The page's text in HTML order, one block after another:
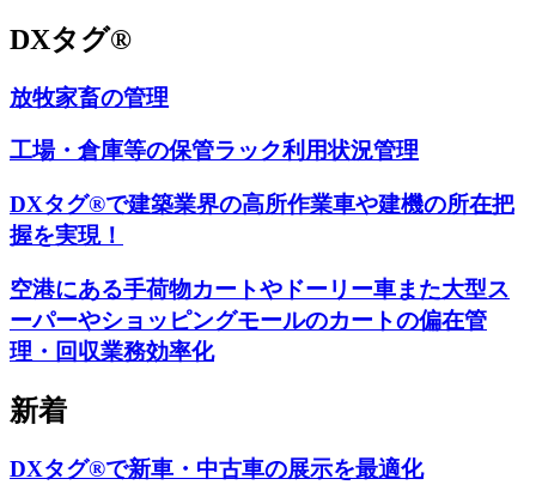
DXタグ®
放牧家畜の管理
工場・倉庫等の保管ラック利用状況管理
DXタグ®で建築業界の高所作業車や建機の所在把
握を実現！
空港にある手荷物カートやドーリー車また大型ス
ーパーやショッピングモールのカートの偏在管
理・回収業務効率化
新着
DXタグ®で新車・中古車の展示を最適化